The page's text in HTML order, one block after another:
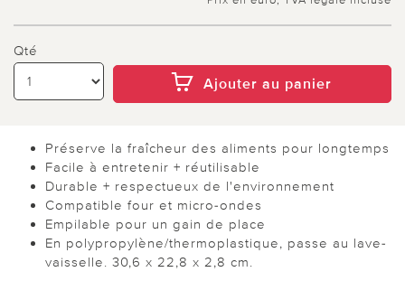
Qté
Ajouter au panier
Préserve la fraîcheur des aliments pour longtemps
Facile à entretenir + réutilisable
Durable + respectueux de l'environnement
Compatible four et micro-ondes
Empilable pour un gain de place
En polypropylène/thermoplastique, passe au lave-
vaisselle. 30,6 x 22,8 x 2,8 cm.